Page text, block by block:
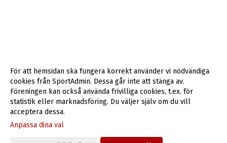
Gå till Webbversion
För att hemsidan ska fungera korrekt använder vi nödvändiga
cookies från SportAdmin. Dessa går inte att stänga av.
Föreningen kan också använda frivilliga cookies, t.ex. för
statistik eller marknadsföring. Du väljer själv om du vill
acceptera dessa.
Anpassa dina val